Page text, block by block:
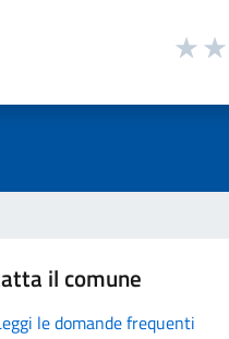
il comune
le domande frequenti